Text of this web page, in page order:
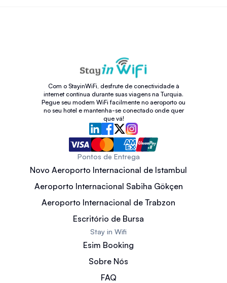
Com o StayinWiFi, desfrute de conectividade à
internet contínua durante suas viagens na Turquia.
Pegue seu modem WiFi facilmente no aeroporto ou
no seu hotel e mantenha-se conectado onde quer
que vá!
Pontos de Entrega
Novo Aeroporto Internacional de Istambul
Aeroporto Internacional Sabiha Gökçen
Aeroporto Internacional de Trabzon
Escritório de Bursa
Stay in Wifi
Esim Booking
Sobre Nós
FAQ